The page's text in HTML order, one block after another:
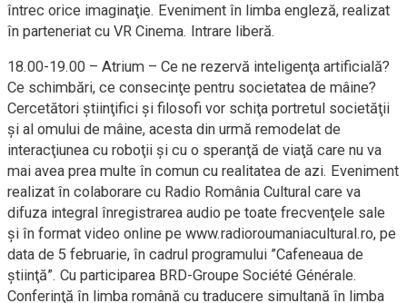
întrec orice imaginaţie. Eveniment în limba engleză, realizat
în parteneriat cu VR Cinema. Intrare liberă.
18.00-19.00 – Atrium – Ce ne rezervă inteligenţa artificială?
Ce schimbări, ce consecinţe pentru societatea de mâine?
Cercetători ştiinţifici şi filosofi vor schiţa portretul societăţii
şi al omului de mâine, acesta din urmă remodelat de
interacţiunea cu roboţii şi cu o speranţă de viaţă care nu va
mai avea prea multe în comun cu realitatea de azi. Eveniment
realizat în colaborare cu Radio România Cultural care va
difuza integral înregistrarea audio pe toate frecvenţele sale
şi în format video online pe www.radioroumaniacultural.ro, pe
data de 5 februarie, în cadrul programului ”Cafeneaua de
ştiinţă”. Cu participarea BRD-Groupe Société Générale.
Conferinţă în limba română cu traducere simultană în limba